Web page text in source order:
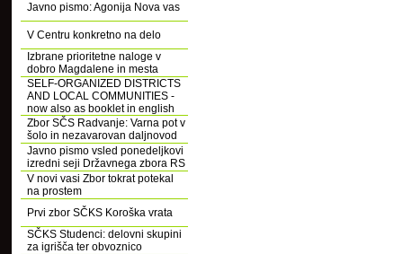
Javno pismo: Agonija Nova vas
V Centru konkretno na delo
Izbrane prioritetne naloge v
dobro Magdalene in mesta
SELF-ORGANIZED DISTRICTS
AND LOCAL COMMUNITIES -
now also as booklet in english
Zbor SČS Radvanje: Varna pot v
šolo in nezavarovan daljnovod
Javno pismo vsled ponedeljkovi
izredni seji Državnega zbora RS
V novi vasi Zbor tokrat potekal
na prostem
Prvi zbor SČKS Koroška vrata
SČKS Studenci: delovni skupini
za igrišča ter obvoznico